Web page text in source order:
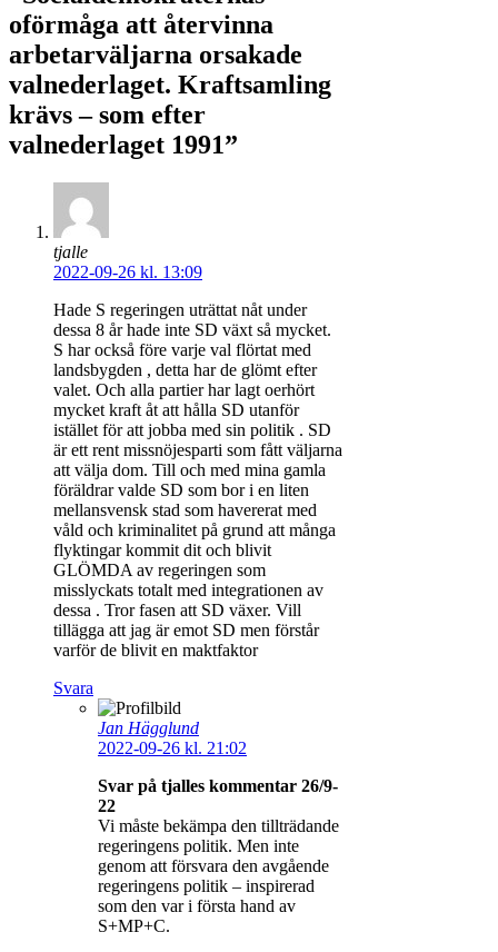
oförmåga att återvinna
arbetarväljarna orsakade
valnederlaget. Kraftsamling
krävs – som efter
valnederlaget 1991”
tjalle
2022-09-26 kl. 13:09
Hade S regeringen uträttat nåt under
dessa 8 år hade inte SD växt så mycket.
S har också före varje val flörtat med
landsbygden , detta har de glömt efter
valet. Och alla partier har lagt oerhört
mycket kraft åt att hålla SD utanför
istället för att jobba med sin politik . SD
är ett rent missnöjesparti som fått väljarna
att välja dom. Till och med mina gamla
föräldrar valde SD som bor i en liten
mellansvensk stad som havererat med
våld och kriminalitet på grund att många
flyktingar kommit dit och blivit
GLÖMDA av regeringen som
misslyckats totalt med integrationen av
dessa . Tror fasen att SD växer. Vill
tillägga att jag är emot SD men förstår
varför de blivit en maktfaktor
Svara
Jan Hägglund
2022-09-26 kl. 21:02
Svar på tjalles kommentar 26/9-
22
Vi måste bekämpa den tillträdande
regeringens politik. Men inte
genom att försvara den avgående
regeringens politik – inspirerad
som den var i första hand av
S+MP+C.